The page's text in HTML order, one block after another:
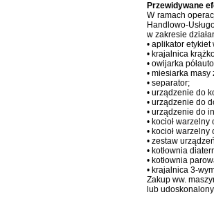
Przewidywane
W ramach
Handlowo-
w zakresie
• aplikator
• krajalnica
• owijarka
• miesiarka
• separator;
• urządzenie do
• urządzenie do
• urządzenie do
• kocioł
• kocioł
• zestaw
• kotłownia
• kotłownia
• krajalnica 3-
Zakup ww.
lub